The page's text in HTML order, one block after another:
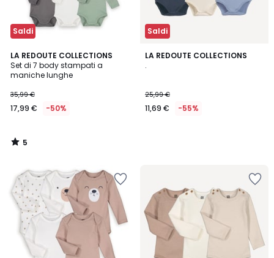
Saldi
LA REDOUTE COLLECTIONS
Set di 7 body stampati a
maniche lunghe
35,99 €
17,99 € -50%
5
/
5
5
/
Saldi
LA REDOUTE COLLECTIONS
.
25,99 €
11,69 € -55%